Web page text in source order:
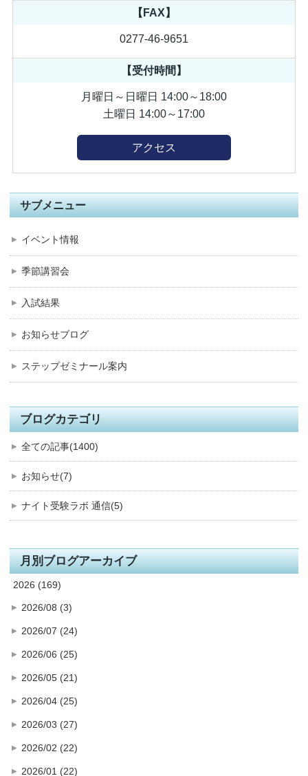
【FAX】
0277-46-9651
【受付時間】
月曜日～日曜日 14:00～18:00
土曜日 14:00～17:00
アクセス
サブメニュー
イベント情報
季節講習会
入試結果
お知らせブログ
ステップゼミナール案内
ブログカテゴリ
全ての記事(1400)
お知らせ(7)
ナイト受験ラボ 通信(5)
月別ブログアーカイブ
2026 (169)
2026/08 (3)
2026/07 (24)
2026/06 (25)
2026/05 (21)
2026/04 (25)
2026/03 (27)
2026/02 (22)
2026/01 (22)